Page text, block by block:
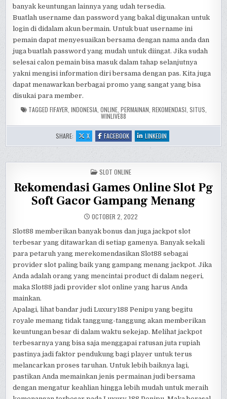
banyak keuntungan lainnya yang udah tersedia.
Buatlah username dan password yang bakal digunakan untuk
login di didalam akun bermain. Untuk buat username ini
pemain dapat menyesuaikan bersama dengan nama anda dan
juga buatlah password yang mudah untuk diingat. Jika sudah
selesai calon pemain bisa masuk dalam tahap selanjutnya
yakni mengisi information diri bersama dengan pas. Kita juga
dapat menawarkan berbagai promo yang sangat yang bisa
disukai para member.
TAGGED FIFAYER INDONESIA, ONLINE, PERMAINAN REKOMENDASI SITUS
WINLIVE88
SHARE: X:
PERMAINAN
FIFAYER
ONLINE
WINLIVE88
FACEBOOK:
PERMAINAN
FIFAYER
ONLINE
WINLIVE88
LINKEDIN
PERMAINAN
FIFAYER
WINLIVE88
POSTED
IN
SLOT ONLINE
Rekomendasi Games Online Slot Pg
Soft Gacor Gampang Menang
OCTOBER 2, 2022
Slot88 memberikan banyak bonus dan juga jackpot slot
terbesar yang ditawarkan di setiap gamenya. Banyak sekali
para petaruh yang merekomendasikan Slot88 sebagai
provider slot paling baik yang gampang menang jackpot. Jika
Anda adalah orang yang mencintai product di dalam negeri,
maka Slot88 jadi provider slot online yang harus Anda
mainkan.
Apalagi, lihat bandar judi Luxury188 Penipu yang begitu
royale memang tidak tanggung-tanggung akan memberikan
keuntungan besar di dalam waktu sekejap. Melihat jackpot
terbesarnya yang bisa saja menggapai ratusan juta rupiah
pastinya jadi faktor pendukung bagi player untuk terus
melancarkan proses taruhan. Untuk lebih baiknya lagi,
pastikan Anda memainkan jenis permainan judi bersama
dengan mengatur keahlian hingga lebih mudah untuk meraih